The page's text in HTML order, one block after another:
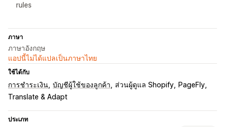
rules
ภาษา
ภาษาอังกฤษ
แอปนี้ไม่ได้แปลเป็นภาษาไทย
ใช้ได้กับ
การชำระเงิน บัญชีผู้ใช้ของลูกค้า ส่วนผู้ดูแล Shopify
PageFly
Translate & Adapt
ประเภท